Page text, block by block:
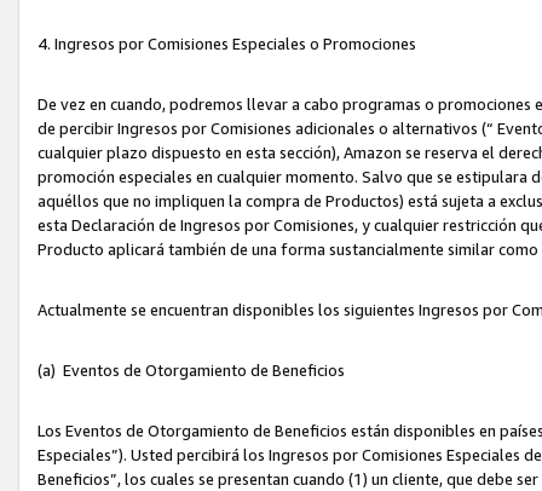
4. Ingresos por Comisiones Especiales o Promociones
De vez en cuando, podremos llevar a cabo programas o
de percibir Ingresos por Comisiones adicionales o alternativos (“
cualquier plazo dispuesto en esta sección), Amazon se reserva el
promoción especiales en cualquier momento. Salvo que se
aquéllos que no impliquen la compra de Productos) está sujeta a
esta Declaración de Ingresos por Comisiones, y cualquier restricción
Producto aplicará también de una forma sustancialmente similar
Actualmente se encuentran disponibles los siguientes Ingresos por
(a) Eventos de Otorgamiento de Beneficios
Los Eventos de Otorgamiento de Beneficios están disponibles en
Especiales”). Usted percibirá los Ingresos por Comisiones Especiales
Beneficios”, los cuales se presentan cuando (1) un cliente, que debe